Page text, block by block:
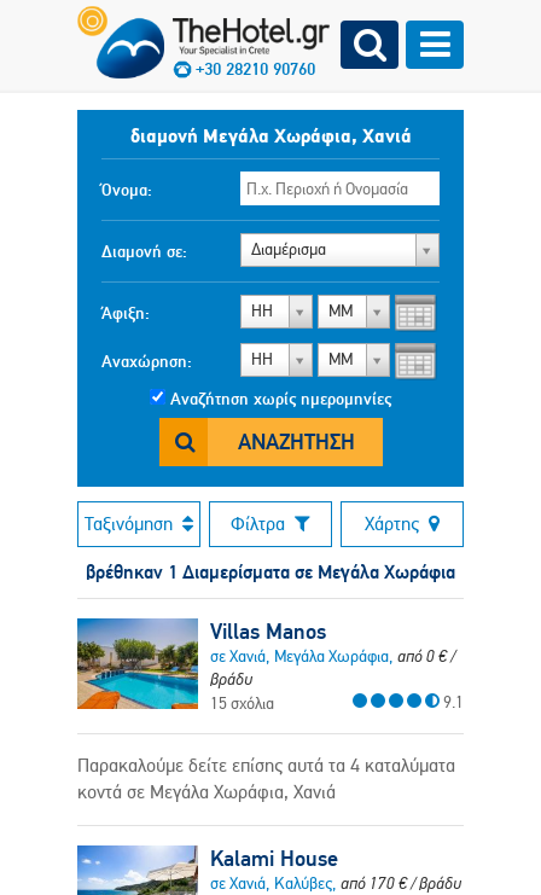
+30 28210 90760
διαμονή Μεγάλα Χωράφια, Χανιά
Όνομα:
Διαμονή σε: Διαμέρισμα
Άφιξη: ΗΗ ΜΜ
Αναχώρηση: ΗΗ ΜΜ
Αναζήτηση χωρίς ημερομηνίες
ΑΝΑΖΉΤΗΣΗ
Ταξινόμηση Φίλτρα Χάρτης
βρέθηκαν 1 Διαμερίσματα σε Μεγάλα Χωράφια
Villas Manos
σε Χανιά, Μεγάλα Χωράφια, από0€/
βράδυ
15 σχόλια
9.1
Παρακαλούμε δείτε επίσης αυτά τα 4 καταλύματα
κοντά σε Μεγάλα Χωράφια, Χανιά
Kalami House
σε Χανιά, Καλύβες, από 170€/ βράδυ